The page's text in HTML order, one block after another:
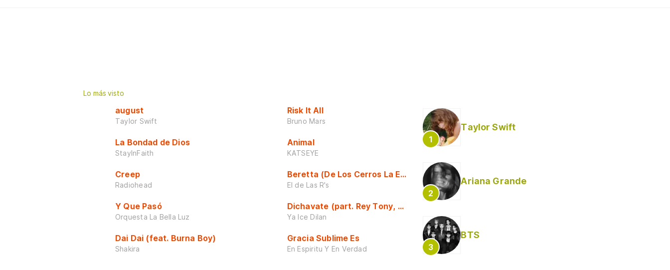
Lo más visto
august
Taylor Swift
La Bondad de Dios
StayInFaith
Creep
Radiohead
Y Que Pasó
Orquesta La Bella Luz
Dai Dai (feat. Burna Boy)
Shakira
Risk It All
Bruno Mars
Animal
KATSEYE
Beretta (De Los Cerros La Escuela)
El de Las R's
Dichavate (part. Rey Tony, Dj Honda y Helabusador) [explícita]
Ya Ice Dilan
Gracia Sublime Es
En Espiritu Y En Verdad
Taylor Swift
Ariana Grande
BTS